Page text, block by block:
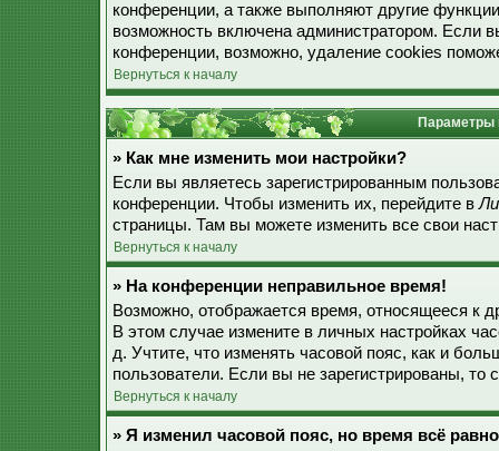
конференции, а также выполняют другие
возможность включена администратором. Если
конференции, возможно, удаление cookies
Вернуться к началу
Параметры
» Как мне изменить мои настройки?
Если вы являетесь зарегистрированным
конференции. Чтобы изменить их, перейдите в
страницы. Там вы можете изменить все свои
Вернуться к началу
» На конференции неправильное время!
Возможно, отображается время, относящееся к
В этом случае измените в личных настройках
д. Учтите, что изменять часовой пояс, как и
пользователи. Если вы не зарегистрированы, то
Вернуться к началу
» Я изменил часовой пояс, но время всё